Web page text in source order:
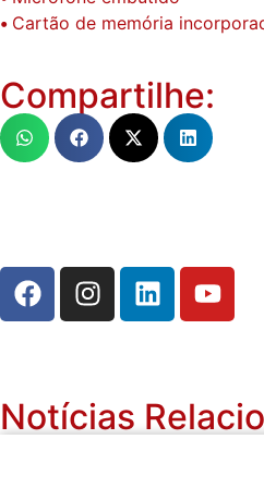
• Cartão de memória
Compartilhe:
Notícias